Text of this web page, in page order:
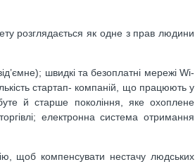
розглядається як одне з прав людини
швидкі та безоплатні мережі Wi-
стартап- компаній, що працюють у
й старше покоління, яке охоплене
електронна система отримання
щоб компенсувати нестачу людських